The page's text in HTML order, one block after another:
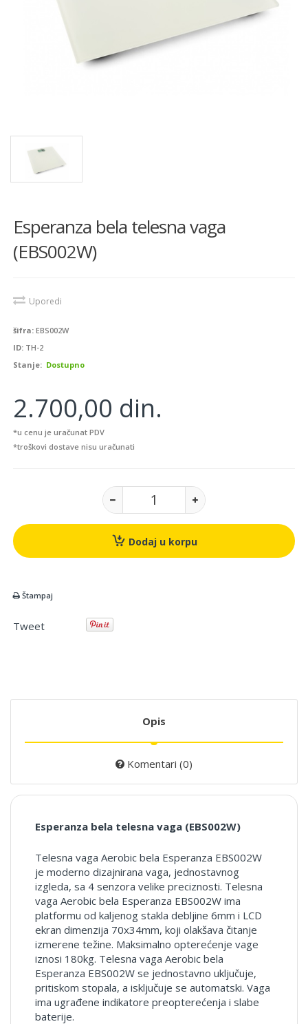
Esperanza bela telesna vaga
(EBS002W)
Uporedi
šifra: EBS002W
ID: TH-2
Stanje: Dostupno
2.700,00 din.
*u cenu je uračunat PDV
*troškovi dostave nisu uračunati
Dodaj u korpu
Štampaj
Tweet
Opis
Komentari (0)
Esperanza bela telesna vaga (EBS002W)
Telesna vaga Aerobic bela Esperanza EBS002W
je moderno dizajnirana vaga, jednostavnog
izgleda, sa 4 senzora velike preciznosti. Telesna
vaga Aerobic bela Esperanza EBS002W ima
platformu od kaljenog stakla debljine 6mm i LCD
ekran dimenzija 70x34mm, koji olakšava čitanje
izmerene težine. Maksimalno opterećenje vage
iznosi 180kg. Telesna vaga Aerobic bela
Esperanza EBS002W se jednostavno uključuje,
pritiskom stopala, a isključuje se automatski. Vaga
ima ugrađene indikatore preopterećenja i slabe
baterije.